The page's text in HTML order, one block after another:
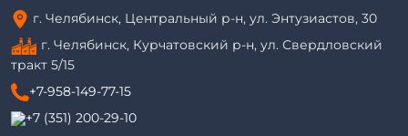
г. Челябинск, Центральный р-н, ул. Энтузиастов, 30
г. Челябинск, Курчатовский р-н, ул. Свердловский
тракт 5/15
+7-958-149-77-15
+7 (351) 200-29-10